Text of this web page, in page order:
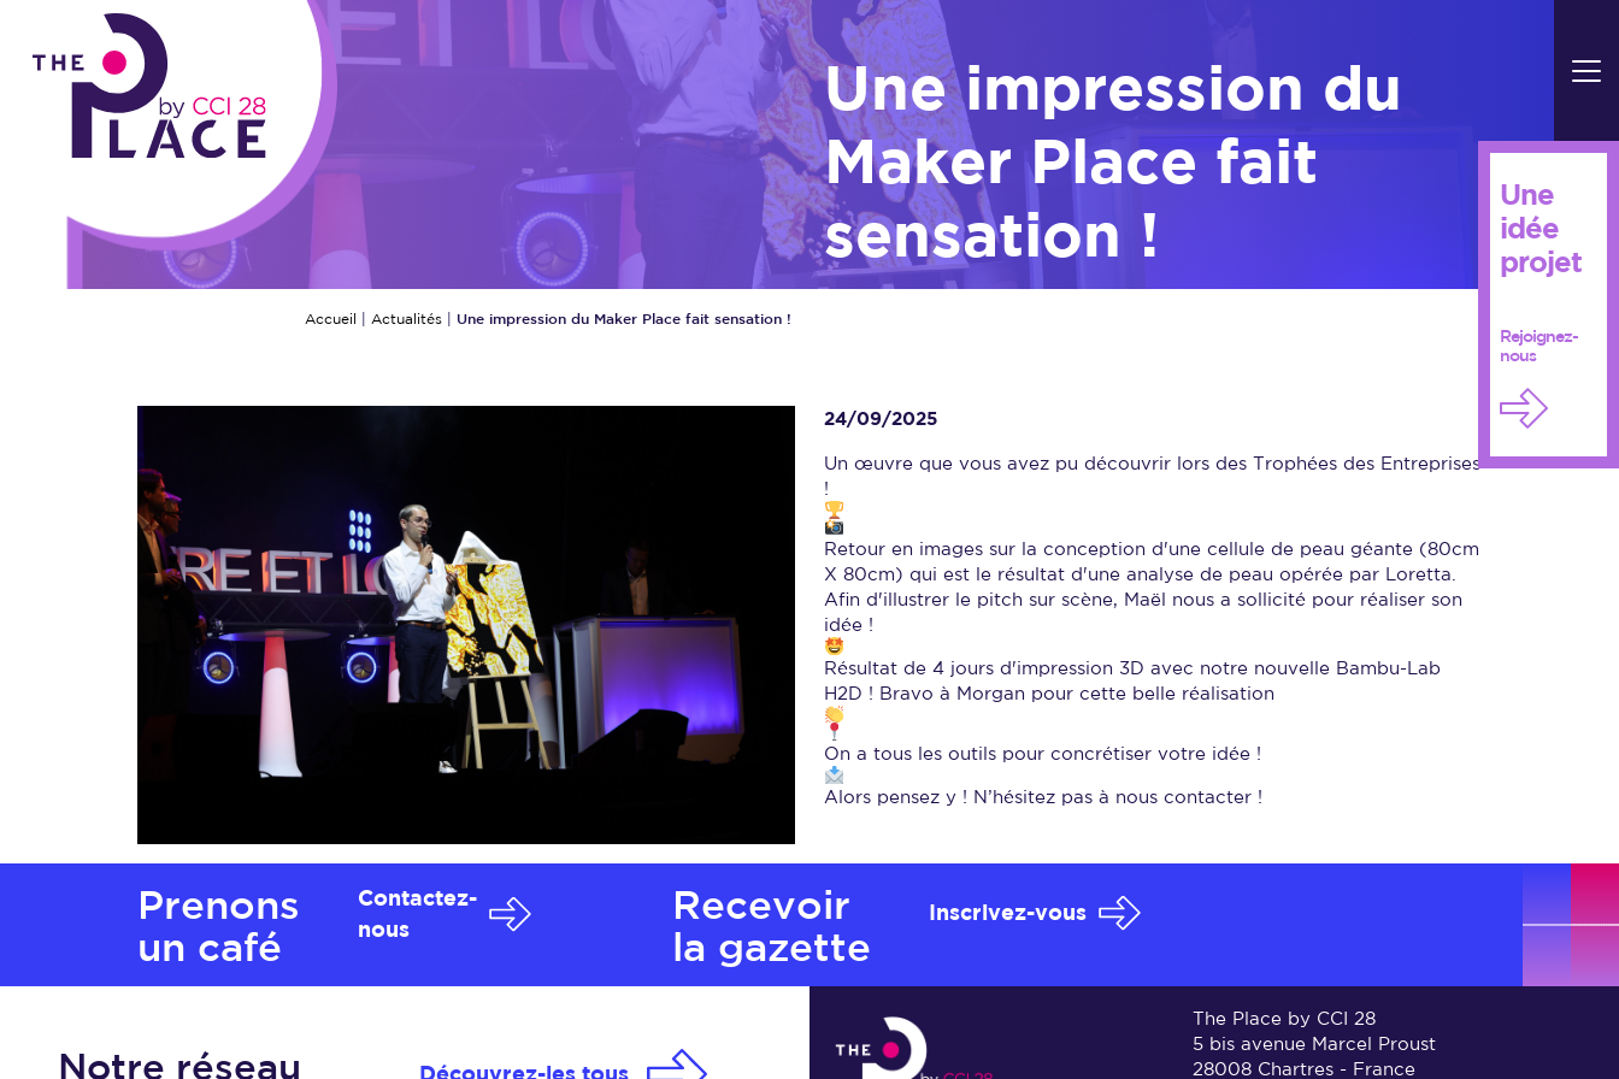
Une
idée
projet
Rejoignez-
nous
Une impression du
Maker Place fait
sensation !
Accueil Actualités Une impression du Maker Place fait sensation !
24/09/2025
Un œuvre que vous avez pu découvrir lors des Trophées des Entreprises
!
Retour en images sur la conception d'une cellule de peau géante (80cm
X 80cm) qui est le résultat d'une analyse de peau opérée par Loretta.
Afin d'illustrer le pitch sur scène, Maël nous a sollicité pour réaliser son
idée !
Résultat de 4 jours d'impression 3D avec notre nouvelle Bambu-Lab
H2D ! Bravo à Morgan pour cette belle réalisation
On a tous les outils pour concrétiser votre idée !
Alors pensez y ! N’hésitez pas à nous contacter !
Prenons
un café
Contactez-
nous
Recevoir
la gazette
Inscrivez-vous
Notre réseau Découvrez-les tous
The Place by CCI 28
5 bis avenue Marcel Proust
28008 Chartres - France
Panneau de gestion des cookies